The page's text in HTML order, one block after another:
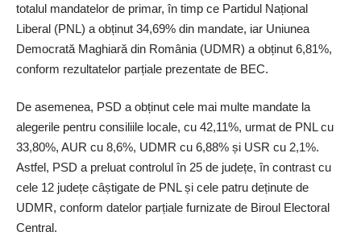
totalul mandatelor de primar, în timp ce Partidul Național
Liberal (PNL) a obținut 34,69% din mandate, iar Uniunea
Democrată Maghiară din România (UDMR) a obținut 6,81%,
conform rezultatelor parțiale prezentate de BEC.
De asemenea, PSD a obținut cele mai multe mandate la
alegerile pentru consiliile locale, cu 42,11%, urmat de PNL cu
33,80%, AUR cu 8,6%, UDMR cu 6,88% și USR cu 2,1%.
Astfel, PSD a preluat controlul în 25 de județe, în contrast cu
cele 12 județe câștigate de PNL și cele patru deținute de
UDMR, conform datelor parțiale furnizate de Biroul Electoral
Central.